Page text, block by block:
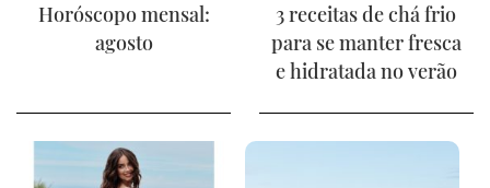
Horóscopo mensal:
agosto
3 receitas de chá frio
para se manter fresca
e hidratada no verão